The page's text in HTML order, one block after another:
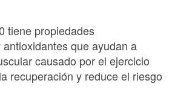
tiene propiedades
que ayudan a
causado por el ejercicio
recuperación y reduce el riesgo